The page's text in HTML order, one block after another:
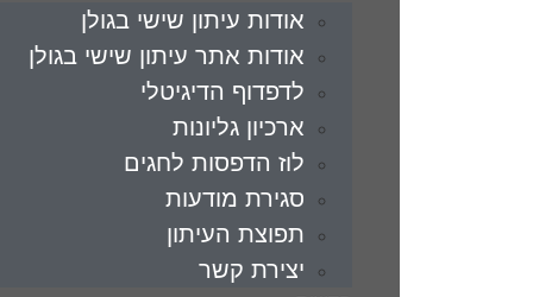
אודות עיתון שישי בגולן
אודות אתר עיתון שישי בגולן
לדפדוף הדיגיטלי
ארכיון גליונות
לוז הדפסות לחגים
סגירת מודעות
תפוצת העיתון
יצירת קשר